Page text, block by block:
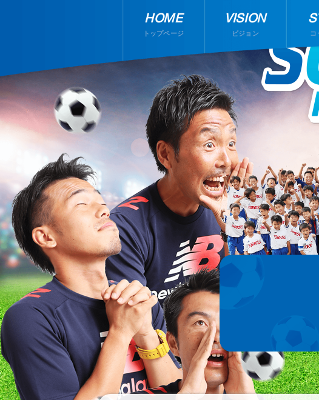
HOME
トップページ
VISION
ビジョン コ